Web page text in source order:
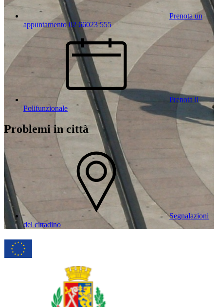
Prenota un
appuntamento 02 66023 555
Prenota il
Polifunzionale
Problemi in città
Segnalazioni
del cittadino